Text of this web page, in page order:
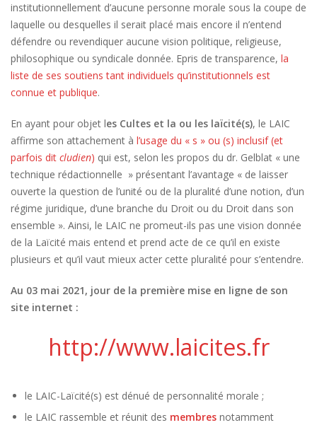
institutionnellement d’aucune personne morale sous la coupe de
laquelle ou desquelles il serait placé mais encore il n’entend
défendre ou revendiquer aucune vision politique, religieuse,
philosophique ou syndicale donnée. Epris de transparence, la
liste de ses soutiens tant individuels qu’institutionnels est
connue et publique.
En ayant pour objet les Cultes et la ou les laïcité(s), le LAIC
affirme son attachement à l’usage du « s » ou (s) inclusif (et
parfois dit cludien) qui est, selon les propos du dr. Gelblat « une
technique rédactionnelle » présentant l’avantage « de laisser
ouverte la question de l’unité ou de la pluralité d’une notion, d’un
régime juridique, d’une branche du Droit ou du Droit dans son
ensemble ». Ainsi, le LAIC ne promeut-ils pas une vision donnée
de la Laïcité mais entend et prend acte de ce qu’il en existe
plusieurs et qu’il vaut mieux acter cette pluralité pour s’entendre.
Au 03 mai 2021, jour de la première mise en ligne de son
site internet :
http://www.laicites.fr
le LAIC-Laïcité(s) est dénué de personnalité morale ;
le LAIC rassemble et réunit des membres notamment